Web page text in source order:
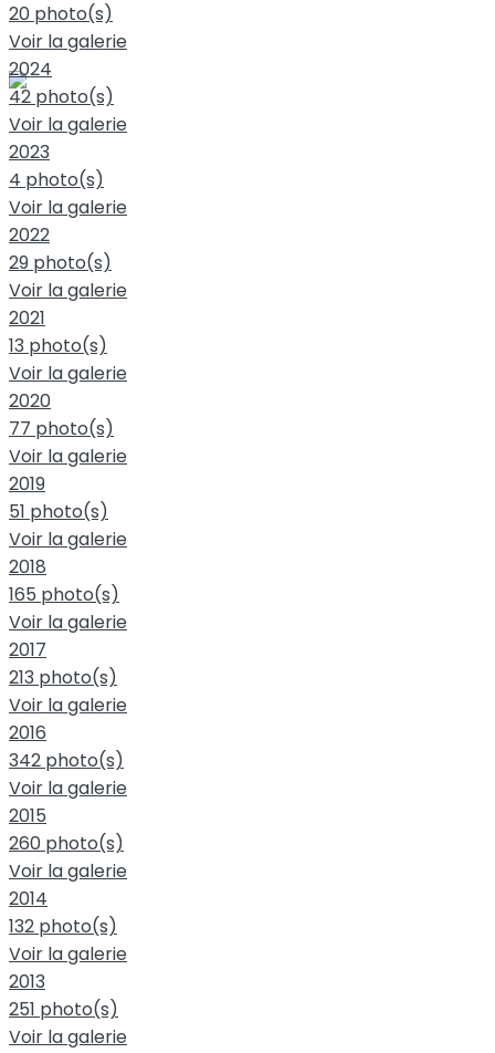
20 photo(s)
Voir la galerie
2024
42 photo(s)
Voir la galerie
2023
4 photo(s)
Voir la galerie
2022
29 photo(s)
Voir la galerie
2021
13 photo(s)
Voir la galerie
2020
77 photo(s)
Voir la galerie
2019
51 photo(s)
Voir la galerie
2018
165 photo(s)
Voir la galerie
2017
213 photo(s)
Voir la galerie
2016
342 photo(s)
Voir la galerie
2015
260 photo(s)
Voir la galerie
2014
132 photo(s)
Voir la galerie
2013
251 photo(s)
Voir la galerie